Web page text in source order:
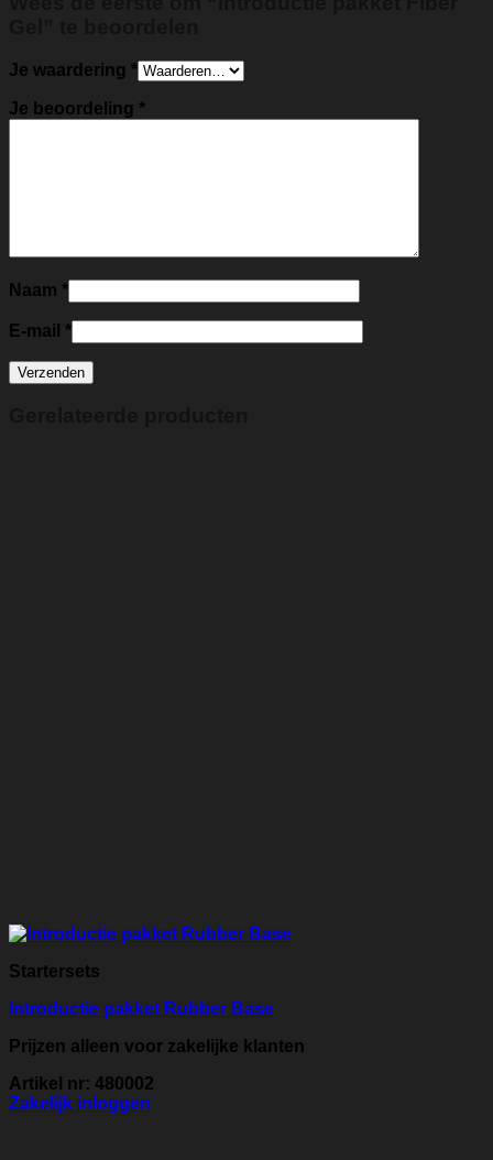
Je waardering *
Je beoordeling *
Naam *
E-mail *
Startersets
Introductie pakket Rubber Base
Prijzen alleen voor zakelijke klanten
Artikel nr: 480002
Zakelijk inloggen